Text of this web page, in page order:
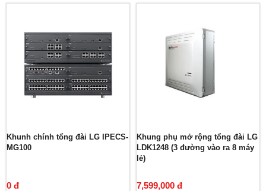
Khunh chính tổng đài LG IPECS-
MG100
0 đ
Khung phụ mở rộng tổng đài LG
LDK1248 (3 đường vào ra 8 máy
lẻ)
7,599,000 đ